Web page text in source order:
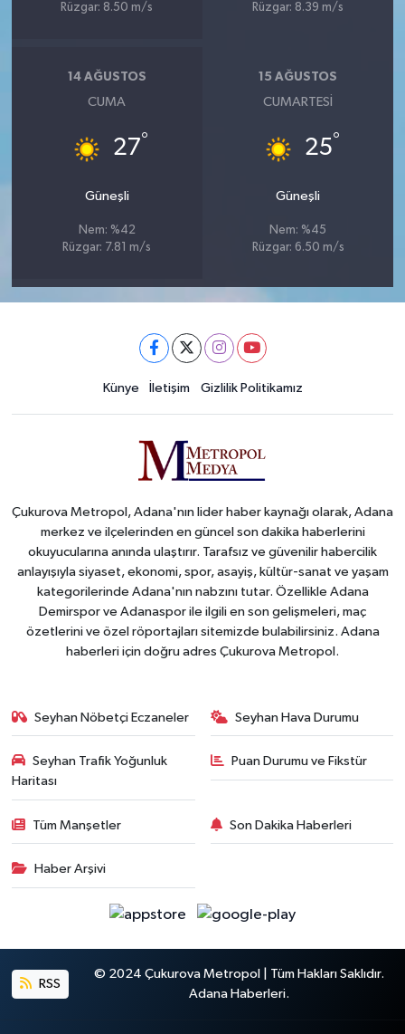
Rüzgar: 8.50 m/s
Rüzgar: 8.39 m/s
14 AĞUSTOS
CUMA
27°
Güneşli
Nem: %42
Rüzgar: 7.81 m/s
15 AĞUSTOS
CUMARTESI
25°
Güneşli
Nem: %45
Rüzgar: 6.50 m/s
Künye İletişim Gizlilik Politikamız
Çukurova Metropol, Adana'nın lider haber kaynağı olarak, Adana
merkez ve ilçelerinden en güncel son dakika haberlerini
okuyucularına anında ulaştırır. Tarafsız ve güvenilir habercilik
anlayışıyla siyaset, ekonomi, spor, asayiş, kültür-sanat ve yaşam
kategorilerinde Adana'nın nabzını tutar. Özellikle Adana
Demirspor ve Adanaspor ile ilgili en son gelişmeleri, maç
özetlerini ve özel röportajları sitemizde bulabilirsiniz. Adana
haberleri için doğru adres Çukurova Metropol.
Seyhan Nöbetçi Eczaneler Seyhan Hava Durumu
Seyhan Trafik Yoğunluk
Haritası
Puan Durumu ve Fikstür
Tüm Manşetler Son Dakika Haberleri
Haber Arşivi
RSS
© 2024 Çukurova Metropol | Tüm Hakları Saklıdır.
Adana Haberleri.